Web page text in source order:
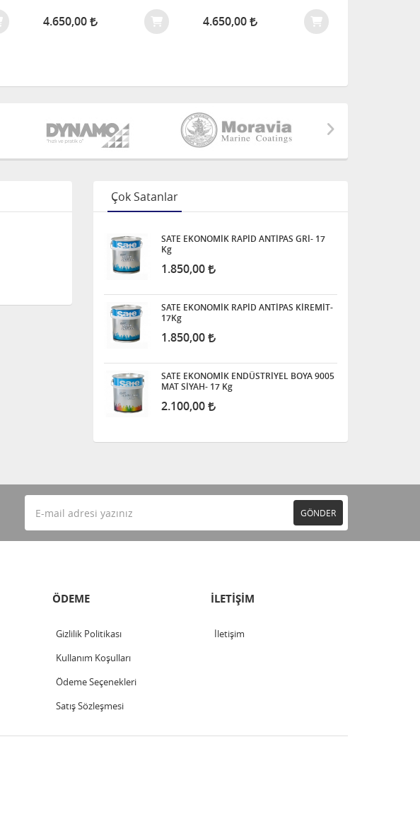
İLETİŞİME GEÇİNİZ)
4.650,00 4.650,00
Çok Satanlar
SATE EKONOMİK RAPİD ANTİPAS GRİ- 17
Kg
1.850,00
SATE EKONOMİK RAPİD ANTİPAS KİREMİT-
17Kg
1.850,00
SATE EKONOMİK ENDÜSTRİYEL BOYA 9005
MAT SİYAH- 17 Kg
2.100,00
GÖNDER
ÖDEME
Gizlilik Politikası
Kullanım Koşulları
Ödeme Seçenekleri
Satış Sözleşmesi
İLETİŞİM
İletişim